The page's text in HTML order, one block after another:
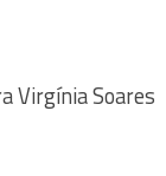
Virgínia Soares